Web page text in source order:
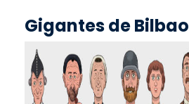
Gigantes de Bilbao